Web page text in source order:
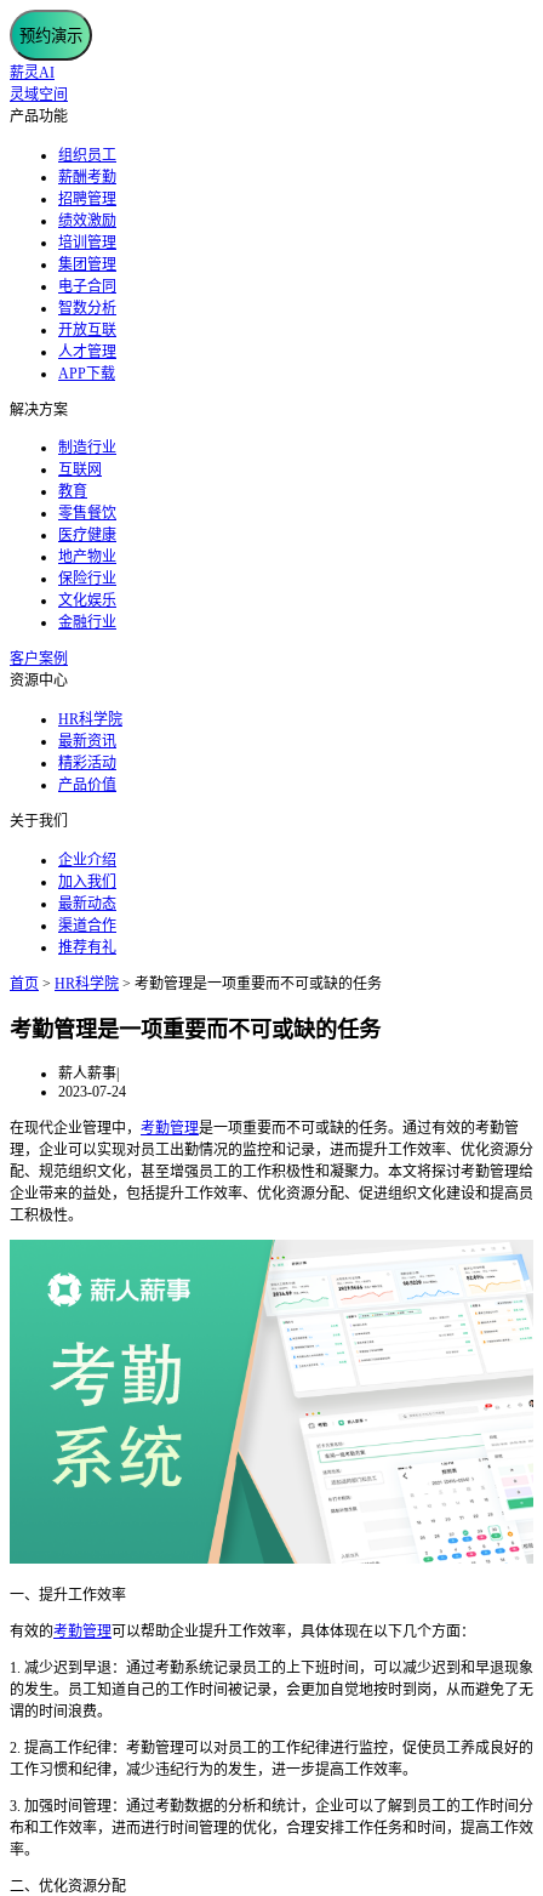
预约演示
薪灵AI
灵域空间
产品功能
组织员工
薪酬考勤
招聘管理
绩效激励
培训管理
集团管理
电子合同
智数分析
开放互联
人才管理
APP下载
解决方案
制造行业
互联网
教育
零售餐饮
医疗健康
地产物业
保险行业
文化娱乐
金融行业
客户案例
资源中心
HR科学院
最新资讯
精彩活动
产品价值
关于我们
企业介绍
加入我们
最新动态
渠道合作
推荐有礼
首页 > HR科学院 > 考勤管理是一项重要而不可或缺的任务
考勤管理是一项重要而不可或缺的任务
薪人薪事|
2023-07-24
在现代企业管理中， 考勤管理是一项重要而不可或缺的任务。通过有效的考勤管
理，企业可以实现对员工出勤情况的监控和记录，进而提升工作效率、优化资源分
配、规范组织文化，甚至增强员工的工作积极性和凝聚力。本文将探讨考勤管理给
企业带来的益处，包括提升工作效率、优化资源分配、促进组织文化建设和提高员
工积极性。
一、提升工作效率
有效的考勤管理可以帮助企业提升工作效率，具体体现在以下几个方面：
1. 减少迟到早退：通过考勤系统记录员工的上下班时间，可以减少迟到和早退现象
的发生。员工知道自己的工作时间被记录，会更加自觉地按时到岗，从而避免了无
谓的时间浪费。
2. 提高工作纪律：考勤管理可以对员工的工作纪律进行监控，促使员工养成良好的
工作习惯和纪律，减少违纪行为的发生，进一步提高工作效率。
3. 加强时间管理：通过考勤数据的分析和统计，企业可以了解到员工的工作时间分
布和工作效率，进而进行时间管理的优化，合理安排工作任务和时间，提高工作效
率。
二、优化资源分配